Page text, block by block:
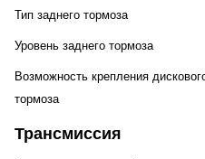
Тип заднего тормоза
Уровень заднего тормоза
Возможность крепления
тормоза
Трансмиссия